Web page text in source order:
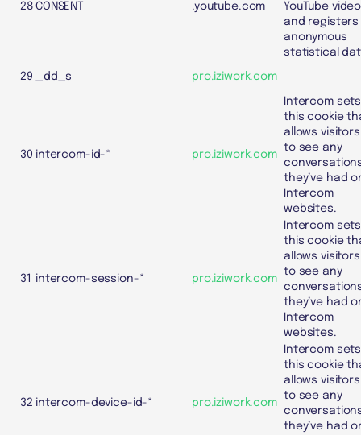
28 CONSENT .youtube.com
YouTube
and registers
anonymous
statistical
29 _dd_s pro.iziwork.com
30 intercom-id-* pro.iziwork.com
Intercom sets
this cookie
allows visitors
to see any
they’ve had
Intercom
websites.
31 intercom-session-* pro.iziwork.com
Intercom sets
this cookie
allows visitors
to see any
they’ve had
Intercom
websites.
32 intercom-device-id-* pro.iziwork.com
Intercom sets
this cookie
allows visitors
to see any
they’ve had